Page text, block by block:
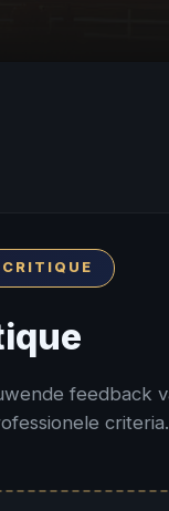
feedback
criteria.